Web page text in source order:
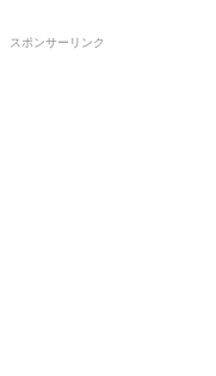
スポンサーリンク